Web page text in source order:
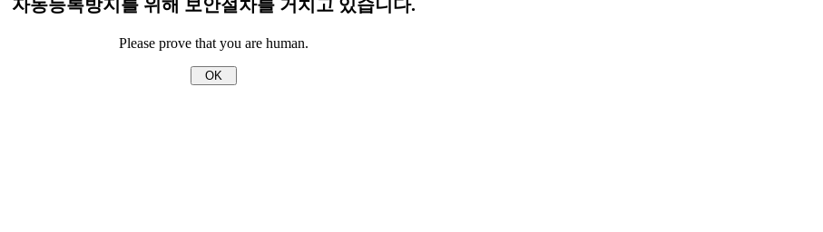
자동등록방지를 위해 보안절차를 거치고 있습니다.
Please prove that you are human.